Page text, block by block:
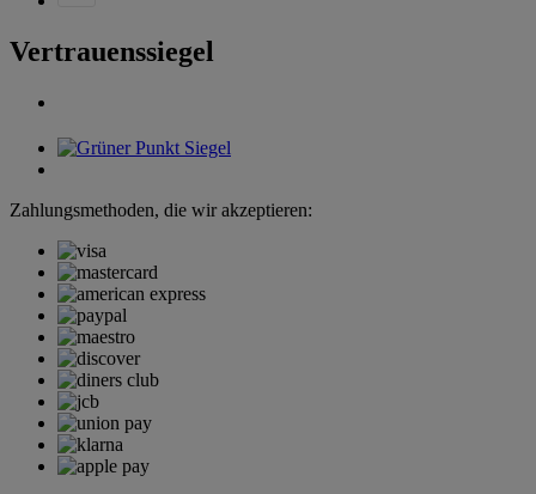
Vertrauenssiegel
Zahlungsmethoden, die wir akzeptieren: